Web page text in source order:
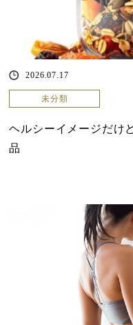
2026.07.17
未分類
ヘルシーイメージだけ
品